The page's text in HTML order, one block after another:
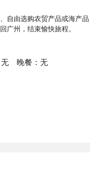
自由选购农贸产品或海产
广州，结束愉快旅程。
晚餐：无